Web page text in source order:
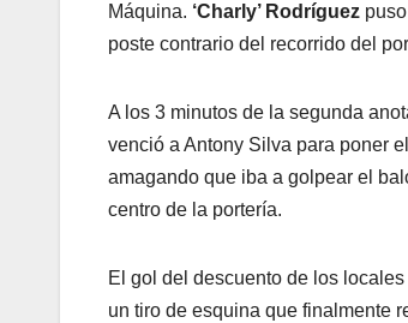
Máquina. ‘Charly’ Rodríguez
poste contrario del recorrido del
A los 3 minutos de la segunda
venció a Antony Silva para poner
amagando que iba a golpear el
centro de la portería.
El gol del descuento de los locales
un tiro de esquina que finalmente